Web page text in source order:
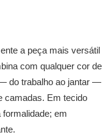
a peça mais versátil
com qualquer cor de
do trabalho ao jantar —
camadas. Em tecido
em